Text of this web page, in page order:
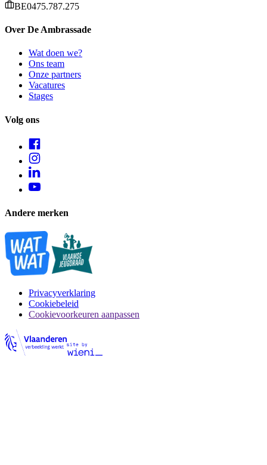
BE0475.787.275
Over De Ambrassade
Wat doen we?
Ons team
Onze partners
Vacatures
Stages
Volg ons
Andere merken
Privacyverklaring
Cookiebeleid
Cookievoorkeuren aanpassen